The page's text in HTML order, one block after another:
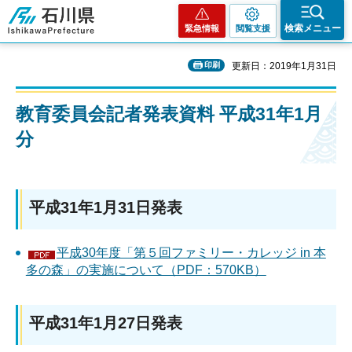
石川県
緊急情報 閲覧支援 検索メニュー
印刷 更新日：2019年1月31日
教育委員会記者発表資料 平成31年1月
分
平成31年1月31日発表
平成30年度「第５回ファミリー・カレッジ in 本
多の森」の実施について（PDF：570KB）
平成31年1月27日発表